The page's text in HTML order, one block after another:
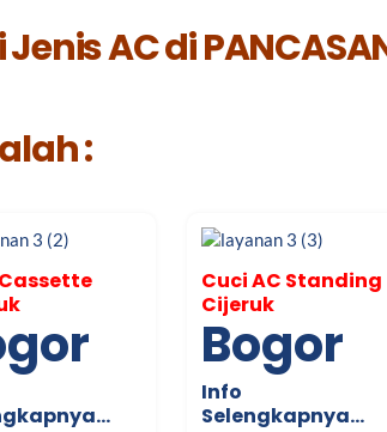
AC di
:
Cuci AC Standing
Cijeruk
Bogor
Info
Selengkapnya…